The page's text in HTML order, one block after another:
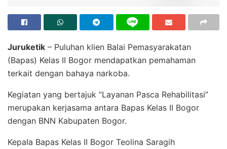
Juruketik – Puluhan klien Balai Pemasyarakatan
(Bapas) Kelas II Bogor mendapatkan pemahaman
terkait dengan bahaya narkoba.
Kegiatan yang bertajuk “Layanan Pasca Rehabilitasi”
merupakan kerjasama antara Bapas Kelas II Bogor
dengan BNN Kabupaten Bogor.
Kepala Bapas Kelas II Bogor Teolina Saragih